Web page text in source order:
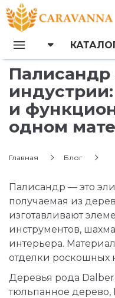
Палисандр
и
одном
Главная Блог
Палисандр — это
получаемая из
изготавливают
инструментов,
интерьера.
отделки роскошных
Деревья рода
тюльпанное